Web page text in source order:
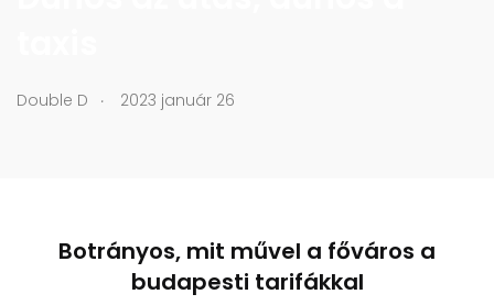
Double D . 2023 január 26
Botrányos, mit művel a főváros a
budapesti tarifákkal